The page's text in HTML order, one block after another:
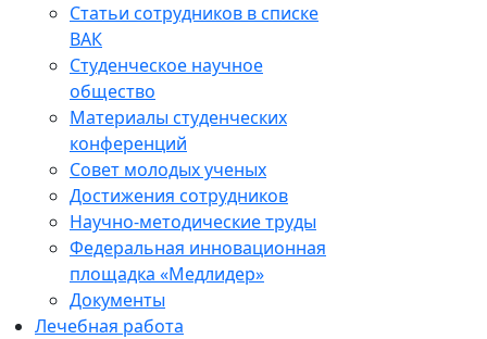
Статьи сотрудников в списке
ВАК
Студенческое научное
общество
Материалы студенческих
конференций
Совет молодых ученых
Достижения сотрудников
Научно-методические труды
Федеральная инновационная
площадка «Медлидер»
Документы
Лечебная работа